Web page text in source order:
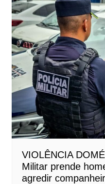
VIOLÊNCIA
Militar prende
agredir